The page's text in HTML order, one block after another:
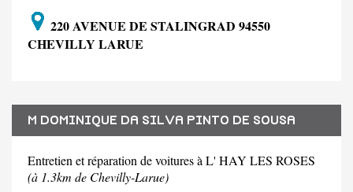
220 AVENUE DE STALINGRAD 94550
CHEVILLY LARUE
M DOMINIQUE DA SILVA PINTO DE SOUSA
Entretien et réparation de voitures à L' HAY LES ROSES
(à 1.3km de Chevilly-Larue)